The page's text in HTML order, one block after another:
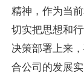
精神，作为当
切实把思想和
决策部署上来
合公司的发展